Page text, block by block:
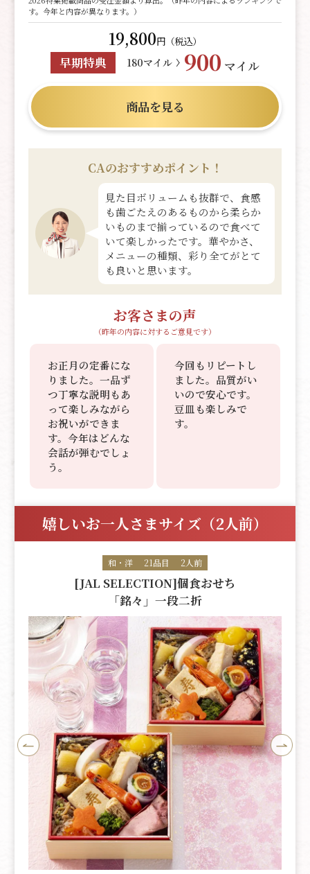
す。今年と内容が異なります。）
19,800円（税込）
早期特典 180マイル 900 マイル
商品を見る
CAのおすすめポイント！
見た目ボリュームも抜群で、食感
も歯ごたえのあるものから柔らか
いものまで揃っているので食べて
いて楽しかったです。華やかさ、
メニューの種類、彩り全てがとて
も良いと思います。
お客さまの声
（昨年の内容に対するご意見です）
お正月の定番にな
りました。一品ず
つ丁寧な説明もあ
って楽しみながら
お祝いができま
す。今年はどんな
会話が弾むでしょ
う。
今回もリピートし
ました。品質がい
いので安心です。
豆皿も楽しみで
す。
嬉しいお一人さまサイズ（2人前）
和・洋 21品目 2人前
[JAL SELECTION]個食おせち
「銘々」一段二折